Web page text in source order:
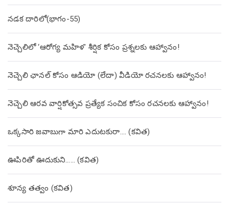
నడక దారిలో(భాగం-55)
నెచ్చెలిలో ‘ఆరోగ్య మహిళ’ శీర్షిక కోసం ప్రశ్నలకు ఆహ్వానం!
నెచ్చెలి ఛానల్ కోసం ఆడియో (లేదా) వీడియో రచనలకు ఆహ్వానం!
నెచ్చెలి ఆరవ వార్షికోత్సవ ప్రత్యేక సంచిక కోసం రచనలకు ఆహ్వానం!
ఒక్కసారి జవాబుగా మారి ఎదుటకురా…. (కవిత)
ఊపిరితో ఊదుకుని…… (కవిత)
శూన్య తత్వం (కవిత)